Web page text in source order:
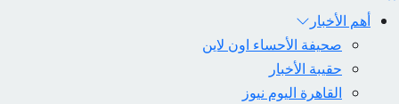
أهم الأخبار
صحيفة الأحساء اون لاين
حقيبة الأخبار
القاهرة اليوم نيوز